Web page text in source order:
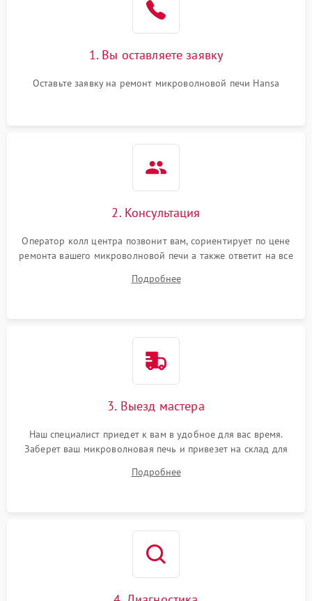
2200 ₽
Не работают сенсорные
1000 ₽
1. Вы оставляете заявку
Оставьте заявку на ремонт микроволновой печи Hansa
2. Консультация
Оператор колл центра позвонит вам, сориентирует по цене
ремонта вашего микроволновой печи а также ответит на все
Подробнее
3. Выезд мастера
Наш специалист приедет к вам в удобное для вас время.
Заберет ваш микроволновая печь и привезет на склад для
Подробнее